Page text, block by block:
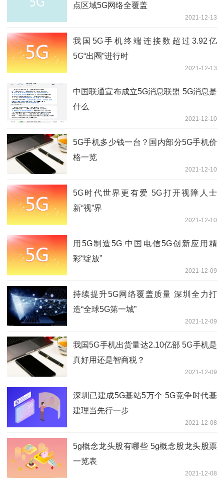
点区域5G网络全覆盖
2021-12-13
我国5G手机终端连接数超过3.92亿
5G“出圈”进行时
2021-12-13
中国联通宣布成立5G消息联盟 5G消息是
什么
2021-12-10
5G手机多少钱一台？国内部分5G手机价
格一览
2021-12-10
5G时代世界更有爱 5G打开视障人士
新“视”界
2021-12-10
用5G制造5G 中国电信5G创新应用精
彩“绽放”
2021-12-09
持续提升5G网络覆盖质量 深圳全力打
造“全球5G第一城”
2021-12-09
我国5G手机出货量达2.10亿部 5G手机是
真好用还是智商税？
2021-12-09
深圳已建成5G基站5万个 5G竞争时代基
建理当先行一步
2021-12-08
5g概念龙头股有哪些 5g概念股龙头股票
一览表
2021-12-08